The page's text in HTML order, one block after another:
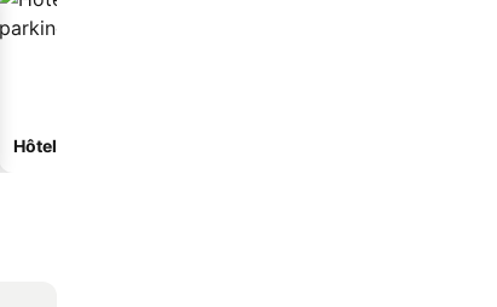
Hôtels avec parking